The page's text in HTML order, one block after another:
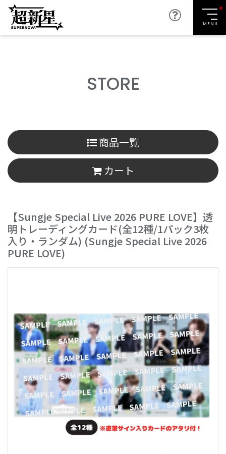
MENU
STORE
商品一覧
カート
【Sungje Special Live 2026 PURE LOVE】透
明トレーディングカード(全12種/1パック3枚
入り・ランダム) (Sungje Special Live 2026
PURE LOVE)